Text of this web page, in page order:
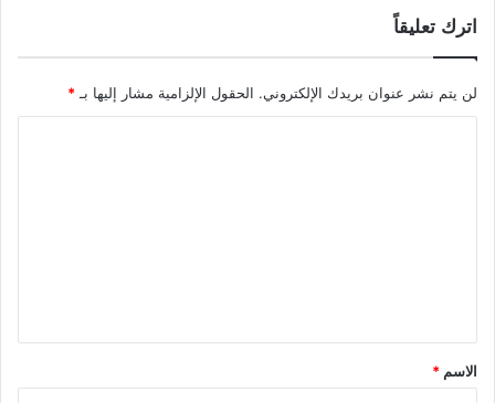
اترك تعليقاً
لن يتم نشر عنوان بريدك الإلكتروني. الحقول الإلزامية مشار إليها بـ *
*
الاسم *